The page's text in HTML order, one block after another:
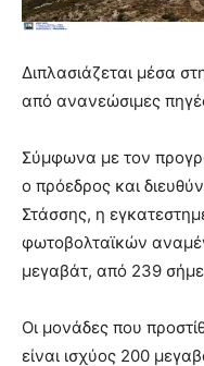
Διπλασιάζεται μέσα
από ανανεώσιμες
Σύμφωνα με τον
ο πρόεδρος και
Στάσσης, η
φωτοβολταϊκών
μεγαβάτ, από 239
Οι μονάδες που
είναι ισχύος 200